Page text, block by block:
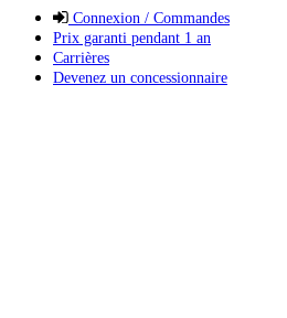
Connexion / Commandes
Prix garanti pendant 1 an
Carrières
Devenez un concessionnaire